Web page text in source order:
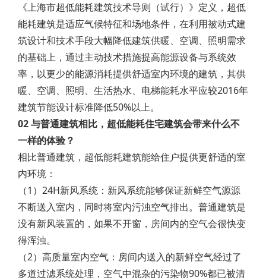
《上海市超低能耗建筑技术导则（试行）》定义，超低
能耗建筑是适应气候特征和场地条件，在利用被动式建
筑设计和技术手段大幅降低建筑供暖、空调、照明需求
的基础上，通过主动技术措施提高能源设备与系统效
率，以更少的能源消耗提供舒适室内环境的建筑，其供
暖、空调、照明、生活热水、电梯能耗水平应较2016年
建筑节能设计标准降低50%以上。
02 与普通建筑相比，超低能耗住宅建筑会带来什么不
一样的体验？
相比普通建筑，超低能耗建筑能给住户提供更舒适的室
内环境：
（1）24H新风系统：新风系统能够保证新鲜空气源源
不断送入室内，同时将室内污浊空气排出。普通建筑是
没有新风装置的，如果不开窗，房间内的空气会很快变
得浑浊。
（2）高质量室内空气：房间内送入的新鲜空气经过了
多道过滤系统处理，空气中混杂的污染物90%都已被清